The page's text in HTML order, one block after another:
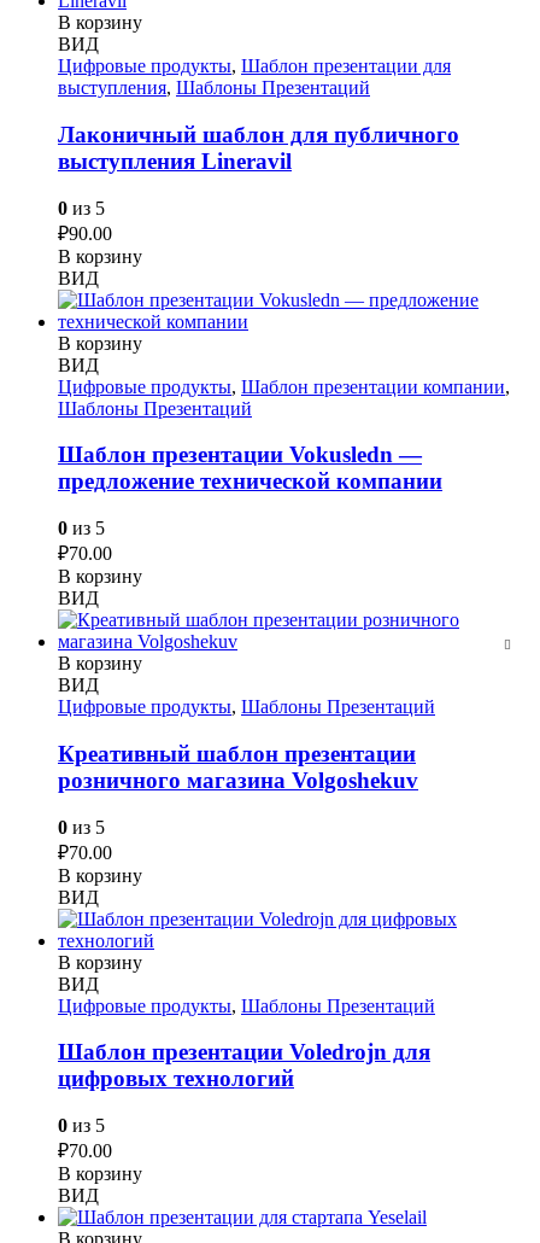
В корзину
ВИД
Цифровые продукты, Шаблон презентации для
выступления, Шаблоны Презентаций
Лаконичный шаблон для публичного
выступления Lineravil
0 из 5
₽90.00
В корзину
ВИД
В корзину
ВИД
Цифровые продукты, Шаблон презентации компании,
Шаблоны Презентаций
Шаблон презентации Vokusledn —
предложение технической компании
0 из 5
₽70.00
В корзину
ВИД
В корзину
ВИД
Цифровые продукты, Шаблоны Презентаций
Креативный шаблон презентации
розничного магазина Volgoshekuv
0 из 5
₽70.00
В корзину
ВИД
В корзину
ВИД
Цифровые продукты, Шаблоны Презентаций
Шаблон презентации Voledrojn для
цифровых технологий
0 из 5
₽70.00
В корзину
ВИД
В корзину